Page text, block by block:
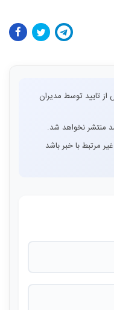
تایید توسط مدیران
منتشر نخواهد شد.
مرتبط با خبر باشد